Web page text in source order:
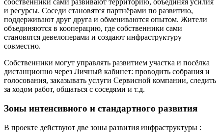
собственники сами развивают территорию, объединяя усилия
и ресурсы. Соседи становятся партнёрами по развитию,
поддерживают друг друга и обмениваются опытом. Жители
объединяются в кооперацию, где собственники сами
становятся девелоперами и создают инфраструктуру
совместно.
Собственники могут управлять развитием участка и посёлка
дистанционно через Личный кабинет: проводить собрания и
голосования, заказывать услуги Сервисной компании, следить
за ходом работ, общаться с соседями и т.д.
Зоны интенсивного и стандартного развития
В проекте действуют две зоны развития инфраструктуры :